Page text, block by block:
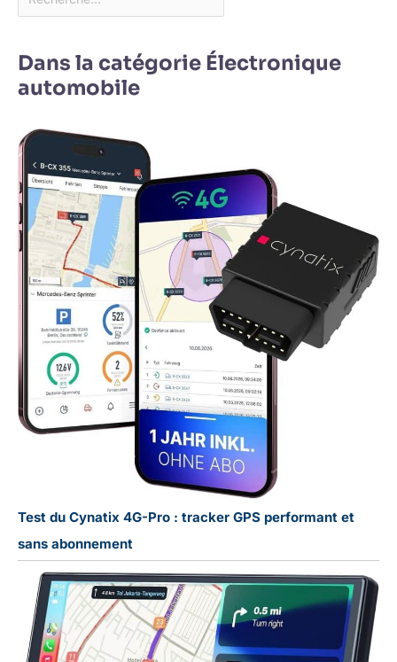
Dans la catégorie Électronique
automobile
Test du Cynatix 4G-Pro : tracker GPS performant et
sans abonnement